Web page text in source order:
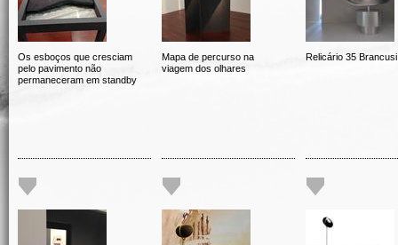
Os esboços que cresciam
pelo pavimento não
permaneceram em standby
Mapa de percurso na
viagem dos olhares
Relicário 35 Brancusi